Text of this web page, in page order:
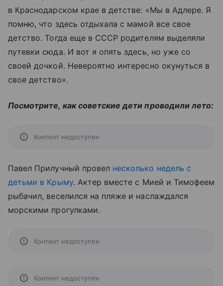
в Краснодарском крае в детстве: «Мы в Адлере. Я
помню, что здесь отдыхала с мамой все свое
детство. Тогда еще в СССР родителям выделяли
путевки сюда. И вот я опять здесь, но уже со
своей дочкой. Невероятно интересно окунуться в
свое детство».
Посмотрите, как советские дети проводили лето:
Контент недоступен
Павел Прилучный провел несколько недель с
детьми в Крыму. Актер вместе с Мией и Тимофеем
рыбачил, веселился на пляже и наслаждался
морскими прогулками.
Контент недоступен
Контент недоступен